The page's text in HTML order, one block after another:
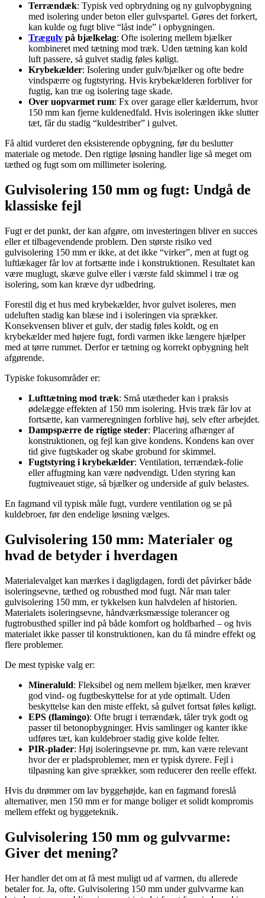
Terrændæk: Typisk ved opbrydning og ny gulvopbygning
med isolering under beton eller gulvspartel. Gøres det forkert,
kan kulde og fugt blive “låst inde” i opbygningen.
Trægulv på bjælkelag: Ofte isolering mellem bjælker
kombineret med tætning mod træk. Uden tætning kan kold
luft passere, så gulvet stadig føles køligt.
Krybekælder: Isolering under gulv/bjælker og ofte bedre
vindspærre og fugtstyring. Hvis krybekælderen forbliver for
fugtig, kan træ og isolering tage skade.
Over uopvarmet rum: Fx over garage eller kælderrum, hvor
150 mm kan fjerne kuldenedfald. Hvis isoleringen ikke slutter
tæt, får du stadig “kuldestriber” i gulvet.
Få altid vurderet den eksisterende opbygning, før du beslutter
materiale og metode. Den rigtige løsning handler lige så meget om
tæthed og fugt som om millimeter isolering.
Gulvisolering 150 mm og fugt: Undgå de
klassiske fejl
Fugt er det punkt, der kan afgøre, om investeringen bliver en succes
eller et tilbagevendende problem. Den største risiko ved
gulvisolering 150 mm er ikke, at det ikke “virker”, men at fugt og
luftlækager får lov at fortsætte inde i konstruktionen. Resultatet kan
være muglugt, skæve gulve eller i værste fald skimmel i træ og
isolering, som kan kræve dyr udbedring.
Forestil dig et hus med krybekælder, hvor gulvet isoleres, men
udeluften stadig kan blæse ind i isoleringen via sprækker.
Konsekvensen bliver et gulv, der stadig føles koldt, og en
krybekælder med højere fugt, fordi varmen ikke længere hjælper
med at tørre rummet. Derfor er tætning og korrekt opbygning helt
afgørende.
Typiske fokusområder er:
Lufttætning mod træk: Små utætheder kan i praksis
ødelægge effekten af 150 mm isolering. Hvis træk får lov at
fortsætte, kan varmeregningen forblive høj, selv efter arbejdet.
Dampspærre de rigtige steder: Placering afhænger af
konstruktionen, og fejl kan give kondens. Kondens kan over
tid give fugtskader og skabe grobund for skimmel.
Fugtstyring i krybekælder: Ventilation, terrændæk-folie
eller affugtning kan være nødvendigt. Uden styring kan
fugtniveauet stige, så bjælker og underside af gulv belastes.
En fagmand vil typisk måle fugt, vurdere ventilation og se på
kuldebroer, før den endelige løsning vælges.
Gulvisolering 150 mm: Materialer og
hvad de betyder i hverdagen
Materialevalget kan mærkes i dagligdagen, fordi det påvirker både
isoleringsevne, tæthed og robusthed mod fugt. Når man taler
gulvisolering 150 mm, er tykkelsen kun halvdelen af historien.
Materialets isoleringsevne, håndværksmæssige tolerancer og
fugtrobusthed spiller ind på både komfort og holdbarhed – og hvis
materialet ikke passer til konstruktionen, kan du få mindre effekt og
flere problemer.
De mest typiske valg er:
Mineraluld: Fleksibel og nem mellem bjælker, men kræver
god vind- og fugtbeskyttelse for at yde optimalt. Uden
beskyttelse kan den miste effekt, så gulvet fortsat føles køligt.
EPS (flamingo): Ofte brugt i terrændæk, tåler tryk godt og
passer til betonopbygninger. Hvis samlinger og kanter ikke
udføres tæt, kan kuldebroer stadig give kolde felter.
PIR-plader: Høj isoleringsevne pr. mm, kan være relevant
hvor der er pladsproblemer, men er typisk dyrere. Fejl i
tilpasning kan give sprækker, som reducerer den reelle effekt.
Hvis du drømmer om lav byggehøjde, kan en fagmand foreslå
alternativer, men 150 mm er for mange boliger et solidt kompromis
mellem effekt og byggeteknik.
Gulvisolering 150 mm og gulvvarme:
Giver det mening?
Her handler det om at få mest muligt ud af varmen, du allerede
betaler for. Ja, ofte. Gulvisolering 150 mm under gulvvarme kan